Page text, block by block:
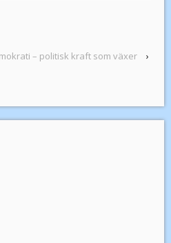
– politisk kraft som växer
›